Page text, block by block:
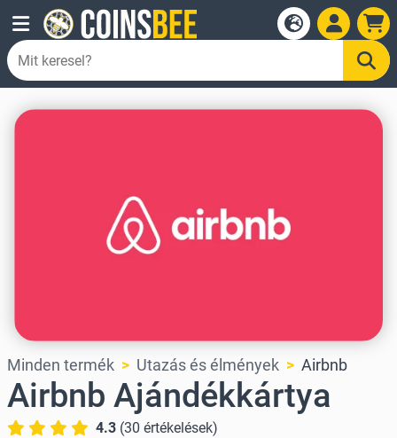
Minden termék Utazás és élmények Airbnb
Airbnb Ajándékkártya
4.3 (30 értékelések)